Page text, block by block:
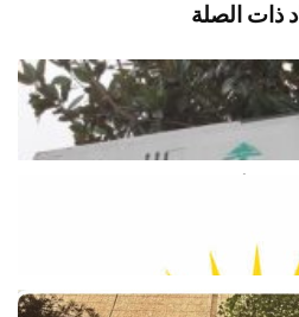
ذات الصلة
محروقات…
هو